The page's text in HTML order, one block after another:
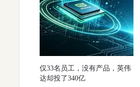
仅33名员工，没有产品，英伟
达却投了340亿